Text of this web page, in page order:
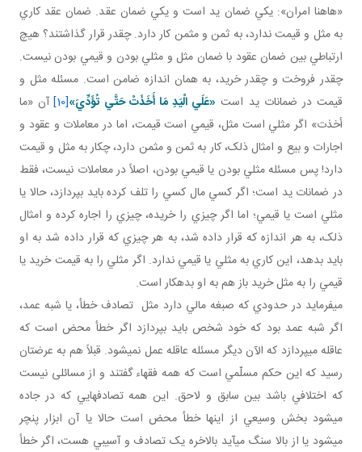
«هاهنا امران»: يکي ضمان يد است و يکي ضمان عقد. ضمان عقد کاري
به مثل و قيمت ندارد، به ثمن و مثمن کار دارد. چقدر قرار گذاشتند؟ هيچ
ارتباطي بين ضمان عقود با ضمان مثل و مثلي بودن و قيمي بودن نيست.
چقدر فروخت و چقدر خريد، به همان اندازه ضامن است. مسئله مثل و
قيمت در ضمانات يد است «عَلَي الْيَدِ مَا أَخَذَتْ حَتَّي تُؤَدِّيَ»[10]
آن «ما
أخذت» اگر مثلي است مثل، قيمي است قيمت، اما در معاملات و عقود و
اجارات و بيع و امثال ذلک، کار به ثمن و مثمن دارد، چکار به مثل و قيمت
دارد! پس مسئله مثلي بودن يا قيمي بودن، اصلاً در معاملات نيست، فقط
در ضمانات يد است؛ اگر کسي مال کسي را تلف کرده بايد بپردازد، حالا يا
مثلي است يا قيمي؛ اما اگر چيزي را خريده، چيزي را اجاره کرده و امثال
ذلک، به هر اندازه که قرار داده شد، به هر چيزي که قرار داده شد به او
بايد بدهد، اين کاري به مثلي يا قيمي ندارد. اگر مثلي را به قيمت خريد يا
قيمي را به مثل خريد باز هم به او بدهکار است.
مي فرمايد در حدودي که صبغه مالي دارد مثل تصادف خطأ، يا شبه عمد،
اگر شبه عمد بود که خود شخص بايد بپردازد اگر خطأ محض است که
عاقله مي پردازد که الآن ديگر مسئله عاقله عمل نمي شود. قبلاً هم به عرضتان
رسيد که اين حکم مسلّمي است که همه فقهاء گفتند و از مسائلی نيست
که اختلافي باشد بين سابق و لاحق. اين همه تصادف هايي که در جاده
مي شود بخش وسيعي از اينها خطأ محض است حالا يا آن ابزار پنچر
مي شود يا از بالا سنگ مي آيد بالاخره يک تصادف و آسيبي هست، اگر خطأ